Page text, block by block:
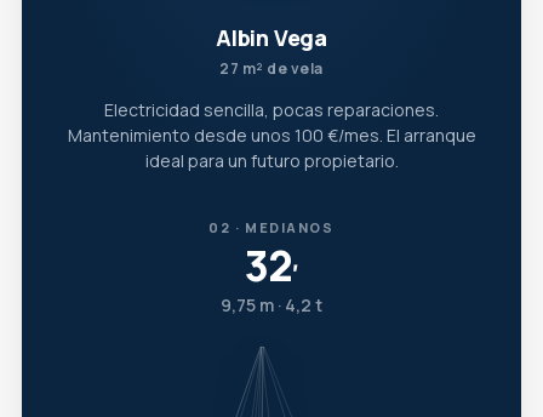
Albin Vega
27 m² de vela
Electricidad sencilla, pocas reparaciones.
Mantenimiento desde unos 100 €/mes. El arranque
ideal para un futuro propietario.
02 · MEDIANOS
32′
9,75 m · 4,2 t